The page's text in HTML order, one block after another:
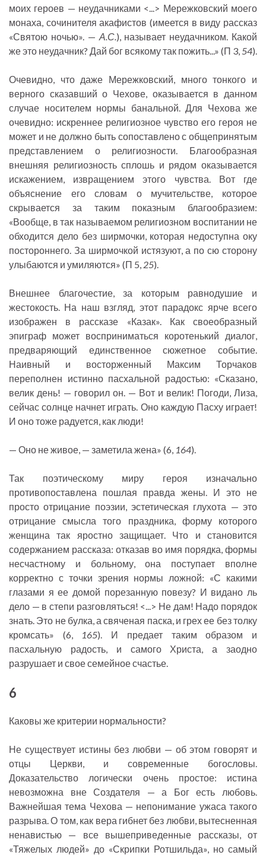
моих героев — неудачниками <...> Мережковский моего
монаха, сочинителя акафистов (имеется в виду рассказ
«Святою ночью». — А.С.), называет неудачником. Какой
же это неудачник? Дай бог всякому так пожить...» (П 3,54).
Очевидно, что даже Мережковский, много тонкого и
верного сказавший о Чехове, оказывается в данном
случае носителем нормы банальной. Для Чехова же
очевидно: искреннее религиозное чувство его героя не
может и не должно быть сопоставлено с общепринятым
представлением о религиозности. Благообразная
внешняя религиозность сплошь и рядом оказывается
искажением, извращением этого чувства. Вот где
объяснение его словам о мучительстве, которое
скрывается за таким показным благообразием:
«Вообще, в так называемом религиозном воспитании не
обходится дело без ширмочки, которая недоступна оку
постороннего. За ширмочкой истязуют, а по сю сторону
улыбаются и умиляются» (П 5, 25).
Внешнее благочестие, за которым равнодушие и
жестокость. На наш взгляд, этот парадокс ярче всего
изображен в рассказе «Казак». Как своеобразный
эпиграф может восприниматься коротенький диалог,
предваряющий единственное сюжетное событие.
Наивный и восторженный Максим Торчаков
переполнен истинно пасхальной радостью: «Сказано,
велик день! — говорил он. — Вот и велик! Погоди, Лиза,
сейчас солнце начнет играть. Оно каждую Пасху играет!
И оно тоже радуется, как люди!
— Оно не живое, — заметила жена» (6, 164).
Так поэтическому миру героя изначально
противопоставлена пошлая правда жены. И это не
просто отрицание поэзии, эстетическая глухота — это
отрицание смысла того праздника, форму которого
женщина так яростно защищает. Что и становится
содержанием рассказа: отказав во имя порядка, формы
несчастному и больному, она поступает вполне
корректно с точки зрения нормы ложной: «С какими
глазами я ее домой порезанную повезу? И видано ль
дело — в степи разговляться! <...> Не дам! Надо порядок
знать. Это не булка, а свяченая паска, и грех ее без толку
кромсать» (6, 165). И предает таким образом и
пасхальную радость, и самого Христа, а заодно
разрушает и свое семейное счастье.
6
Каковы же критерии нормальности?
Не существует истины без любви — об этом говорят и
отцы Церкви, и современные богословы.
Доказательство логически очень простое: истина
невозможна вне Создателя — а Бог есть любовь.
Важнейшая тема Чехова — непонимание ужаса такого
разрыва. О том, как вера гибнет без любви, вытесненная
ненавистью — все вышеприведенные рассказы, от
«Тяжелых людей» до «Скрипки Ротшильда», но самый